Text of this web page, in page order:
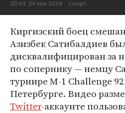
20:43, 24 мая 2018 Спорт
Киргизский боец
Азизбек Сатибалдиев
дисквалифицирован за
по сопернику — немцу
турнире M-1 Challenge
Петербурге. Видео
Twitter-аккаунте